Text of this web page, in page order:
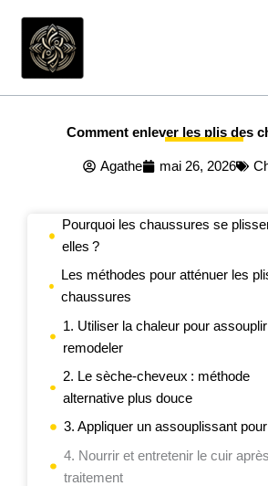
contenu
Comment enlever les plis des
Agathe mai 26, 2026
Pourquoi les chaussures se
elles ?
Les méthodes pour atténuer les
chaussures
1. Utiliser la chaleur pour
remodeler
2. Le sèche-cheveux : méthode
alternative plus douce
3. Appliquer un assouplissant
4. Nourrir et entretenir le cuir après
traitement